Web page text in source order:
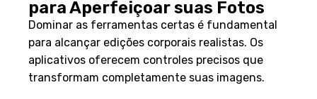
para Aperfeiçoar suas Fotos
Dominar as ferramentas certas é fundamental
para alcançar edições corporais realistas. Os
aplicativos oferecem controles precisos que
transformam completamente suas imagens.